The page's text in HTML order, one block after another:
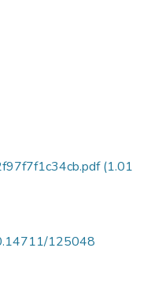
(1.01
125048